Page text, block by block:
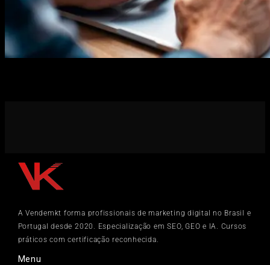
A Vendemkt forma profissionais de marketing digital no Brasil e
Portugal desde 2020. Especialização em SEO, GEO e IA. Cursos
práticos com certificação reconhecida.
Menu